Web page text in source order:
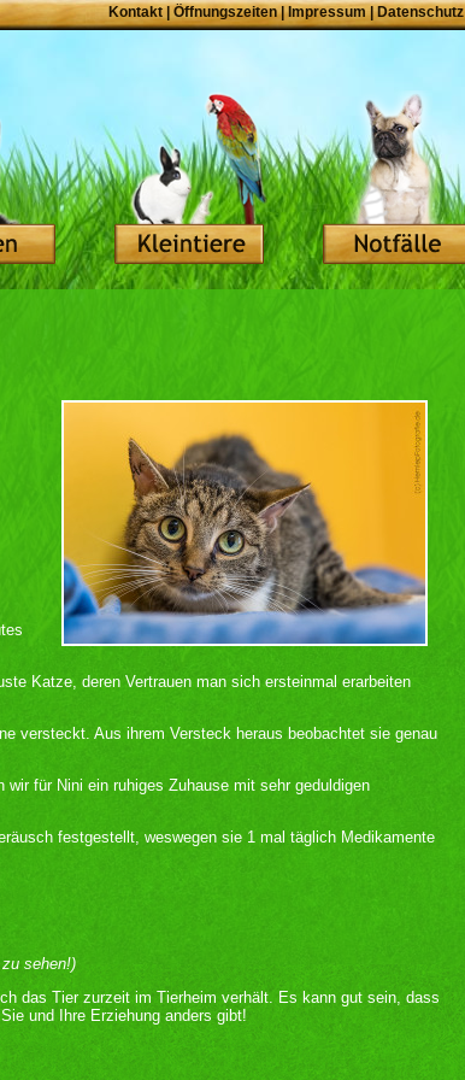
Kontakt Öffnungszeiten| Impressum|Datenschutz
Katze, deren Vertrauen man sich ersteinmal erarbeiten
versteckt. Aus ihrem Versteck heraus beobachtet sie genau
wir für Nini ein ruhiges Zuhause mit sehr geduldigen
festgestellt, weswegen sie 1 mal täglich Medikamente
sehen!)
das Tier zurzeit im Tierheim verhält. Es kann gut sein, dass
und Ihre Erziehung anders gibt!